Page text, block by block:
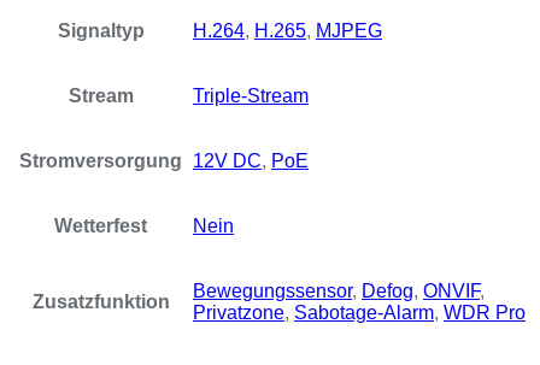
Signaltyp H.264, H.265, MJPEG
Stream Triple-Stream
Stromversorgung 12V DC, PoE
Wetterfest Nein
Zusatzfunktion
Bewegungssensor, Defog, ONVIF,
Privatzone, Sabotage-Alarm, WDR Pro